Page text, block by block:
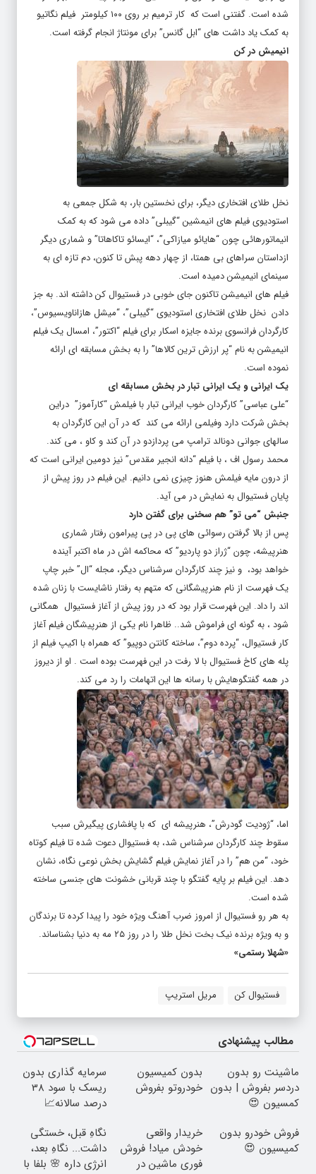
شده است. گفتنی است که کار ترمیم بر روی ۱۰۰ کیلومتر فیلم نگاتیو
به کمک یاد داشت های “ابل گانس” برای مونتاژ انجام گرفته است.
انیمیش در کن
نخل طلای افتخاری دیگر، برای نخستین بار، به شکل جمعی به
استودیوی فیلم های انیمشین “گیبلی” داده می شود که به کمک
انیماتورهائی چون “هایائو میازاکی”، “ایسائو تاکاهاتا” و شماری دیگر
ازداستان سراهای بی همتا، از چهار دهه پبش تا کنون، دم تازه ای به
سینمای انیمیشن دمیده است.
فیلم های انیمیشن تاکنون جای خوبی در فستیوال کن داشته اند. به جز
دادن نخل طلای افتخاری استودیوی “گیبلی”، “میشل هازاناویسیوس”،
کارگردان فرانسوی برنده جایزه اسکار برای فیلم “اکتور”، امسال یک فیلم
انیمیشن به نام “پر ارزش ترین کالاها” را به بخش مسابقه ای ارائه
نموده است.
یک ایرانی و یک ایرانی تبار در بخش مسابقه ای
“علی عباسی” کارگردان خوب ایرانی تبار با فیلمش “کارآموز” دراین
بخش شرکت دارد وفیلمی ارائه می کند که در آن این کارگردان به
سالهای جوانی دونالد ترامپ می پردازدو در آن کند و کاو ، می کند.
محمد رسول اف ، با فیلم “دانه انجیر مقدس” نیز دومین ایرانی است که
از درون مایه فیلمش هنوز چیزی نمی دانیم. این فیلم در روز پیش از
پایان فستیوال به نمایش در می آید.
جنبش “می تو” هم سخنی برای گفتن دارد
پس از بالا گرفتن رسوائی های پی در پی پیرامون رفتار شماری
هنرپیشه، چون “ژراز دو پاردیو” که محاکمه اش در ماه اکتبر آینده
خواهد بود، و نیز چند کارگردان سرشناس دیگر، مجله “ال” خبر چاپ
یک فهرست از نام هنرپیشگانی که متهم به رفتار ناشایست با زنان شده
اند را داد. این فهرست قرار بود که در روز پیش از آغاز فستیوال همگانی
شود ، به گونه ای فراموش شد.. ظاهرا نام یکی از هنرپیشگان فیلم آغاز
کار فستیوال، “پرده دوم”، ساخته کانتن دوپیو” که همراه با اکیپ فیلم از
پله های کاخ فستیوال با لا رفت در این فهرست بوده است . او از دیروز
در همه گفتگوهایش با رسانه ها این اتهامات را رد می کند.
اما، “ژودیت گودرش”، هنرپیشه ای که با پافشاری پیگیرش سبب
سقوط چند کارگردان سرشناس شد، به فستیوال دعوت شده تا فیلم کوتاه
خود، “من هم” را در آغاز نمایش فیلم گشایش بخش نوعی نگاه، نشان
دهد. این فیلم بر پایه گفتگو با چند قربانی خشونت های جنسی ساخته
شده است.
به هر رو فستیوال از امروز ضرب آهنگ ویژه خود را پیدا کرده تا برندگان
و به ویژه برنده نیک بخت نخل طلا را در روز ۲۵ مه به دنیا بشناساند.
«شهلا رستمی»
فستیوال کن مریل استریپ
مطالب پیشنهادی
ماشینت رو بدون
دردسر بفروش | بدون
کمسیون 😍
بدون کمیسیون
خودروتو بفروش
سرمایه گذاری بدون
ریسک با سود 38
درصد سالانه📈
فروش خودرو بدون
کمیسیون 😍
خریدار واقعی
خودش میاد! فروش
فوری ماشین در
نگاهِ قبل، خستگی
داشت... نگاهِ بعد،
انرژی داره 🌸 بلفا با